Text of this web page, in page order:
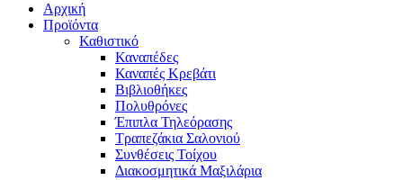
Αρχική
Προϊόντα
Καθιστικό
Καναπέδες
Καναπές Κρεβάτι
Βιβλιοθήκες
Πολυθρόνες
Έπιπλα Τηλεόρασης
Τραπεζάκια Σαλονιού
Συνθέσεις Τοίχου
Διακοσμητικά Μαξιλάρια